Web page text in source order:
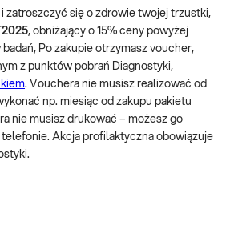
i zatroszczyć się o zdrowie twojej trzustki,
, obniżający o 15% ceny powyżej
Po zakupie otrzymasz voucher,
z punktów pobrań Diagnostyki,
. Vouchera nie musisz realizować od
np. miesiąc od zakupu pakietu
nie musisz drukować – możesz go
Akcja profilaktyczna obowiązuje